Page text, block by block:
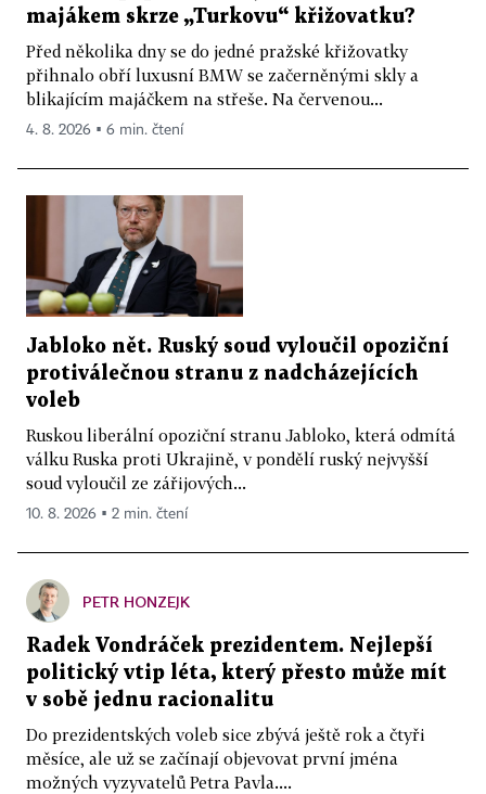
majákem skrze „Turkovu“ křižovatku?
Před několika dny se do jedné pražské křižovatky
přihnalo obří luxusní BMW se začerněnými skly a
blikajícím majáčkem na střeše. Na červenou...
4. 8. 2026 ▪ 6 min. čtení
Jabloko nět. Ruský soud vyloučil opoziční
protiválečnou stranu z nadcházejících
voleb
Ruskou liberální opoziční stranu Jabloko, která odmítá
válku Ruska proti Ukrajině, v pondělí ruský nejvyšší
soud vyloučil ze zářijových...
10. 8. 2026 ▪ 2 min. čtení
PETR HONZEJK
Radek Vondráček prezidentem. Nejlepší
politický vtip léta, který přesto může mít
v sobě jednu racionalitu
Do prezidentských voleb sice zbývá ještě rok a čtyři
měsíce, ale už se začínají objevovat první jména
možných vyzyvatelů Petra Pavla....